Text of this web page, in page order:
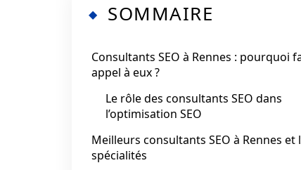
SOMMAIRE
Consultants SEO à Rennes : pourquoi
appel à eux ?
Le rôle des consultants SEO dans
l’optimisation SEO
Meilleurs consultants SEO à Rennes et
spécialités